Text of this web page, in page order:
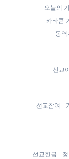
오늘의
카타콤
동역
선교
선교참여
선교헌금